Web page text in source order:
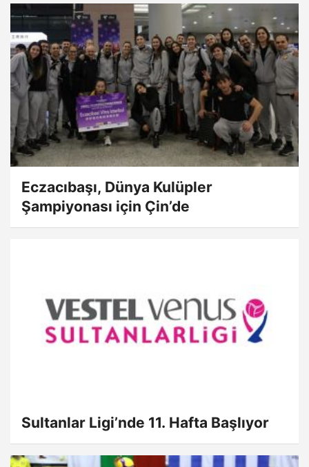
Eczacıbaşı, Dünya Kulüpler
Şampiyonası için Çin’de
Sultanlar Ligi’nde 11. Hafta Başlıyor